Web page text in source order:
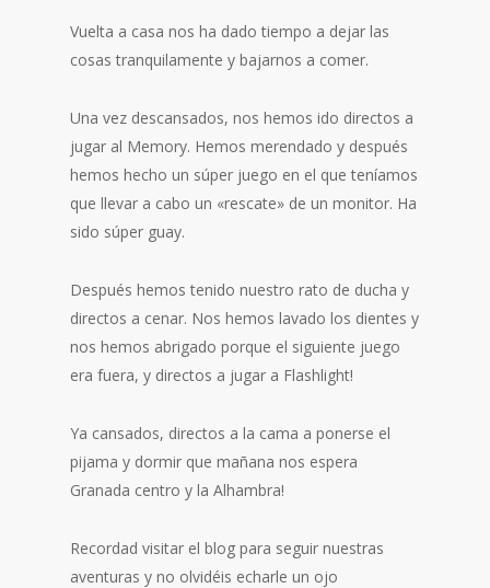
Vuelta a casa nos ha dado tiempo a dejar las
cosas tranquilamente y bajarnos a comer.
Una vez descansados, nos hemos ido directos a
jugar al Memory. Hemos merendado y después
hemos hecho un súper juego en el que teníamos
que llevar a cabo un «rescate» de un monitor. Ha
sido súper guay.
Después hemos tenido nuestro rato de ducha y
directos a cenar. Nos hemos lavado los dientes y
nos hemos abrigado porque el siguiente juego
era fuera, y directos a jugar a Flashlight!
Ya cansados, directos a la cama a ponerse el
pijama y dormir que mañana nos espera
Granada centro y la Alhambra!
Recordad visitar el blog para seguir nuestras
aventuras y no olvidéis echarle un ojo